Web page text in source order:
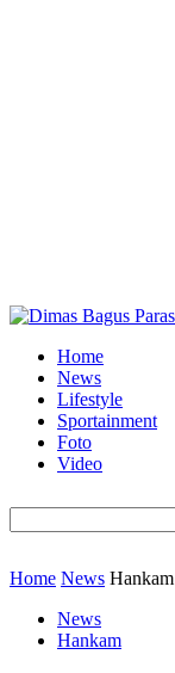
Home
News
Lifestyle
Sportainment
Foto
Video
Home News Hankam
News
Hankam